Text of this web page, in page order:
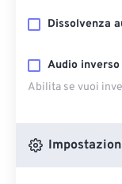
Dissolvenza
Audio inverso
Abilita se vuoi